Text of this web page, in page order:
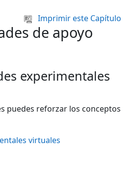
Imprimir este Capítulo
de apoyo
experimentales
puedes reforzar los conceptos
virtuales